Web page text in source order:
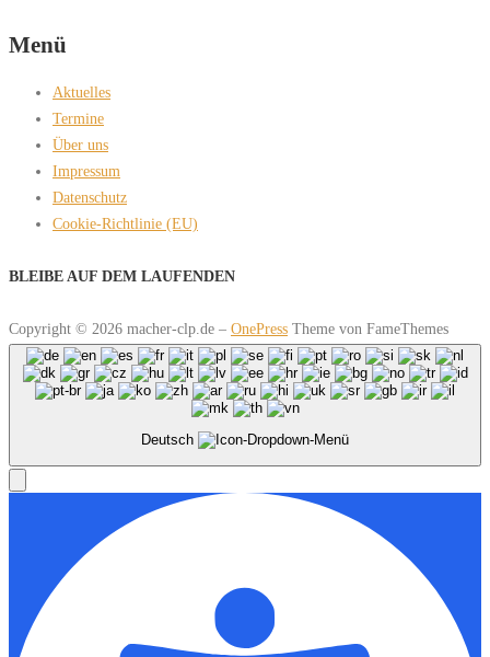
Menü
Aktuelles
Termine
Über uns
Impressum
Datenschutz
Cookie-Richtlinie (EU)
BLEIBE AUF DEM LAUFENDEN
Copyright © 2026 macher-clp.de – OnePress Theme von FameThemes
Deutsch